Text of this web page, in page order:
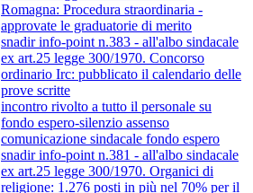
Romagna: Procedura straordinaria -
approvate le graduatorie di merito
snadir info-point n.383 - all'albo sindacale
ex art.25 legge 300/1970. Concorso
ordinario Irc: pubblicato il calendario delle
prove scritte
incontro rivolto a tutto il personale su
fondo espero-silenzio assenso
comunicazione sindacale fondo espero
snadir info-point n.381 - all'albo sindacale
ex art.25 legge 300/1970. Organici di
religione: 1.276 posti in più nel 70% per il